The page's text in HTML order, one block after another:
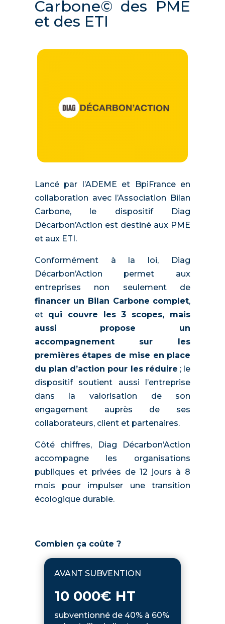
Carbone© des PME
et des ETI
Lancé par l’ADEME et BpiFrance en
collaboration avec l’Association Bilan
Carbone, le dispositif Diag
Décarbon’Action est destiné aux PME
et aux ETI.
Conformément à la loi, Diag
Décarbon’Action permet aux
entreprises non seulement de
financer un Bilan Carbone complet,
et qui couvre les 3 scopes, mais
aussi propose un
accompagnement sur les
premières étapes de mise en place
du plan d’action pour les réduire ; le
dispositif soutient aussi l’entreprise
dans la valorisation de son
engagement auprès de ses
collaborateurs, client et partenaires.
Côté chiffres, Diag Décarbon’Action
accompagne les organisations
publiques et privées de 12 jours à 8
mois pour impulser une transition
écologique durable.
Combien ça coûte ?
AVANT SUBVENTION
10 000€ HT
subventionné de 40% à 60%